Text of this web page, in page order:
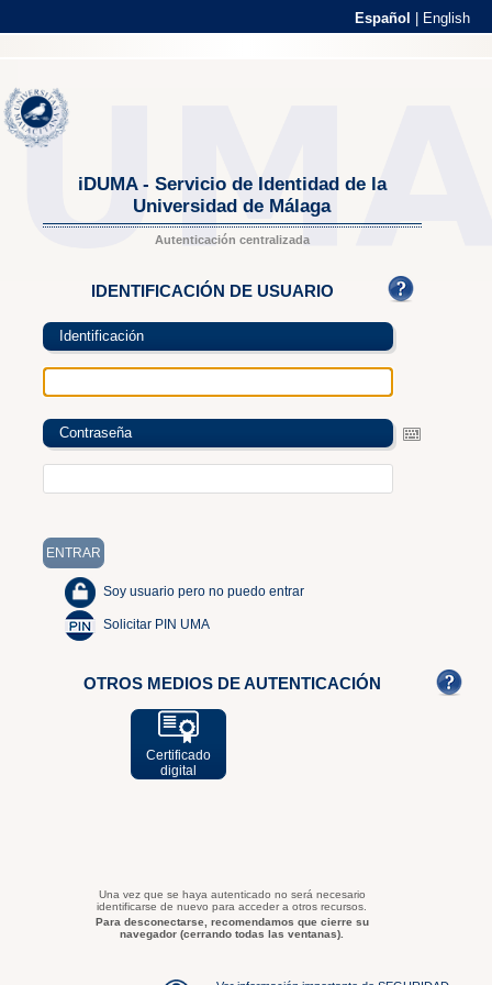
Español English
iDUMA - Servicio de Identidad de la
Universidad de Málaga
Autenticación centralizada
IDENTIFICACIÓN DE USUARIO
Identificación
Contraseña
Soy usuario pero no puedo entrar
Solicitar PIN UMA
OTROS MEDIOS DE AUTENTICACIÓN
Certificado
digital
Una vez que se haya autenticado no será necesario
identificarse de nuevo para acceder a otros recursos.
Para desconectarse, recomendamos que cierre su
navegador (cerrando todas las ventanas).